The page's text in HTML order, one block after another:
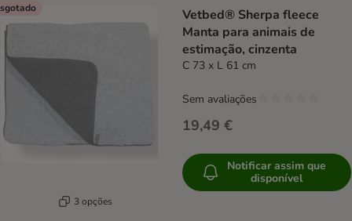
3 opções
Vetbed® Sherpa fleece
Manta para animais de
estimação, cinzenta
C 73 x L 61 cm
19,49 €
Sem avaliações
Notificar assim que
disponível